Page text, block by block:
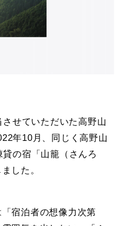
せていただいた高野山
年10月、同じく高野山
の宿「山籠（さんろ
した。
宿泊者の想像力次第